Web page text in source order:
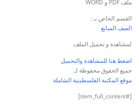
ملف PDF و WORD
القسم الخاص بـ :
الصف السابع
لمشاهدة و تحميل الملف
اضغط هنا للمشاهدة والتحميل
جميع الحقوق محفوظة لـ
موقع المكتبة الفلسطينية الشاملة
[#item_full_content]